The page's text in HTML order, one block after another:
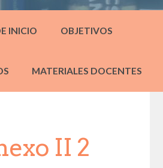
INICIO OBJETIVOS
MATERIALES DOCENTES
II 2